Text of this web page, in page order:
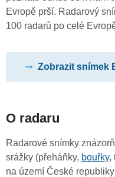
Evropě prší. Radarový
100 radarů po celé
Zobrazit snímek
O radaru
Radarové snímky
srážky (přeháňky, bouřky,
na území České